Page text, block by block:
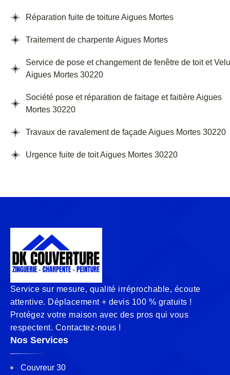
Réparation fuite de toiture Aigues Mortes
Traitement de charpente Aigues Mortes
Service de pose et changement de fenêtre de toit et
Aigues Mortes 30220
Société pose et réparation de faitage et faitière Aigues
Mortes 30220
Travaux de ravalement de façade Aigues Mortes 30220
Urgence fuite de toit Aigues Mortes 30220
Service sur mesure, qualité irréprochable, écoute
attentive. Déplacement + devis 100 % gratuits !
Protégez votre maison avec des pros qui vous
respectent. Contactez-nous !
Nos Services
Couvreur 30